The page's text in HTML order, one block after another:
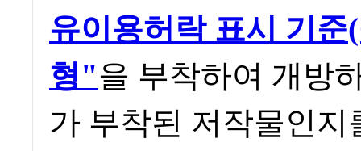
유이용허락 표시 기
형"을 부착하여 개방
가 부착된 저작물인